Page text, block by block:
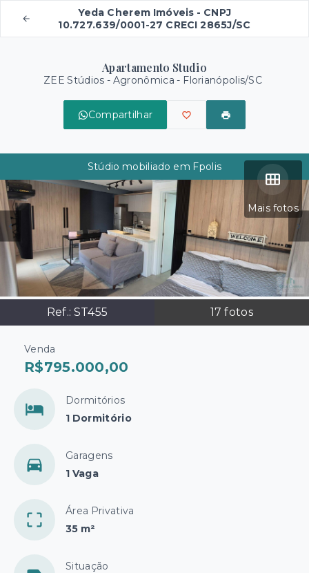
Yeda Cherem Imóveis - CNPJ
10.727.639/0001-27 CRECI 2865J/SC
Apartamento Studio
ZEE Stúdios - Agronômica - Florianópolis/SC
Compartilhar
Mais fotos
Ref.: ST455 17 fotos
Stúdio mobiliado em Fpolis
Venda
R$795.000,00
Dormitórios
1 Dormitório
Garagens
1 Vaga
Área Privativa
35 m²
Situação